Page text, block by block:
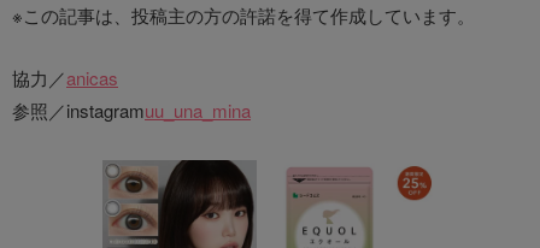
※この記事は、投稿主の方の許諾を得て作成しています。
協力／anicas
参照／instagramuu_una_mina